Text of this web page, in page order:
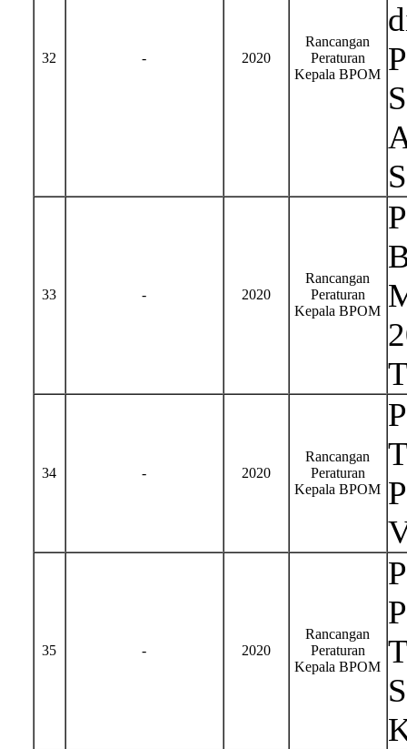
32 - 2020
Rancangan
Peraturan
Kepala BPOM
33 - 2020
Rancangan
Peraturan
Kepala BPOM
34 - 2020
Rancangan
Peraturan
Kepala BPOM
35 - 2020
Rancangan
Peraturan
Kepala BPOM